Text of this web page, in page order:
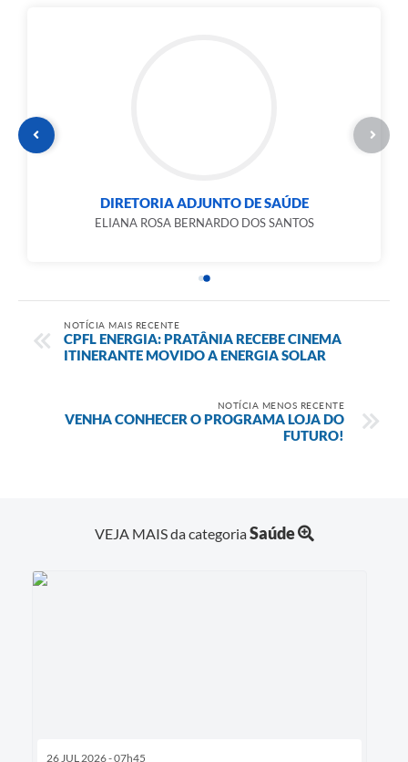
DIRETORIA ADJUNTO DE SAÚDE
ELIANA ROSA BERNARDO DOS SANTOS
NOTÍCIA MAIS RECENTE
CPFL ENERGIA: PRATÂNIA RECEBE CINEMA
ITINERANTE MOVIDO A ENERGIA SOLAR
NOTÍCIA MENOS RECENTE
VENHA CONHECER O PROGRAMA LOJA DO
FUTURO!
VEJA MAIS da categoriaSaúde
26 JUL 2026 - 07h45